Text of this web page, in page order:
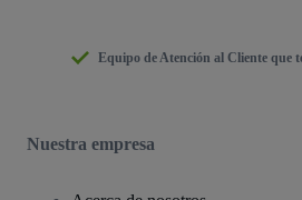
Equipo de Atención al Cliente que
Nuestra empresa